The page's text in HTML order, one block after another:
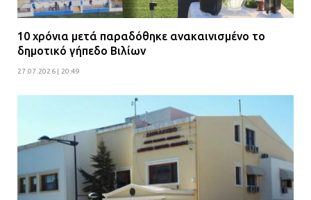
10 χρόνια μετά παραδόθηκε ανακαινισμένο το
δημοτικό γήπεδο Βιλίων
27.07.2026 | 20:49